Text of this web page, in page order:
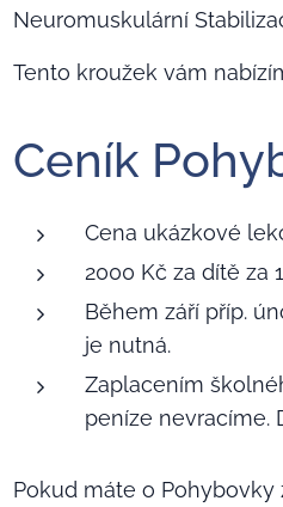
Neuromuskulární
Tento kroužek vám
Ceník
Cena ukázkové
2000 Kč za dítě za
Během září příp.
je nutná.
Zaplacením
peníze nevracíme.
Pokud máte o Pohybovky